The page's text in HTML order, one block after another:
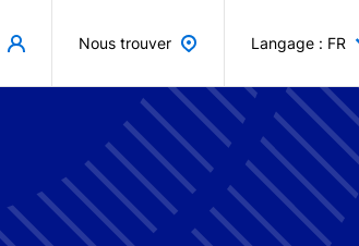
Nous trouver Langage : FR